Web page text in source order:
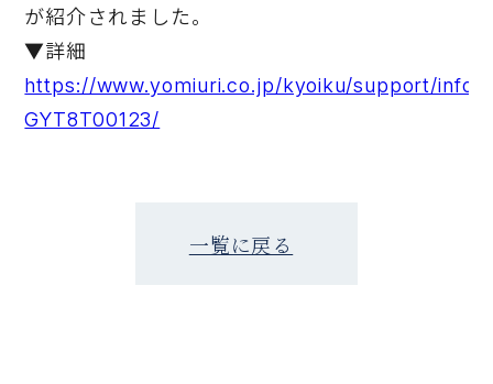
が紹介されました。
▼詳細
https://www.yomiuri.co.jp/kyoiku/support/
GYT8T00123/
一覧に戻る